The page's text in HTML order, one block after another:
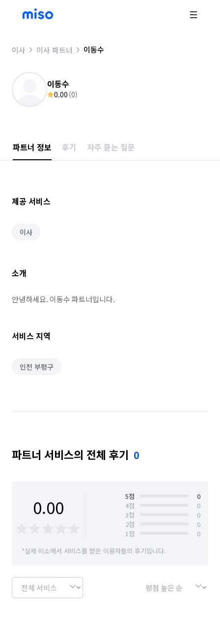
이사 이사 파트너 이동수
이동수
0.00 (0)
파트너 정보 후기 자주 묻는 질문
제공 서비스
이사
소개
안녕하세요. 이동수 파트너입니다.
서비스 지역
인천 부평구
파트너 서비스의 전체 후기 0
0.00 5점
0
4점
0
3점
0
2점
0
1점
0
*실제 미소에서 서비스를 받은 이용자들의 후기입니다.